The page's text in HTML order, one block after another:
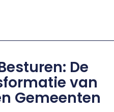
De
van
Gemeenten